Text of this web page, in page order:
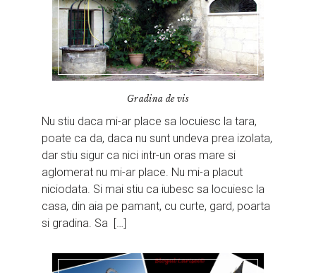
Gradina de vis
Nu stiu daca mi-ar place sa locuiesc la tara,
poate ca da, daca nu sunt undeva prea izolata,
dar stiu sigur ca nici intr-un oras mare si
aglomerat nu mi-ar place. Nu mi-a placut
niciodata. Si mai stiu ca iubesc sa locuiesc la
casa, din aia pe pamant, cu curte, gard, poarta
si gradina. Sa […]